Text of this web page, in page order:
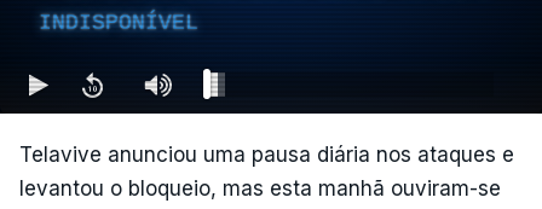
INDISPONÍVEL
Telavive anunciou uma pausa diária nos ataques e
levantou o bloqueio, mas esta manhã ouviram-se